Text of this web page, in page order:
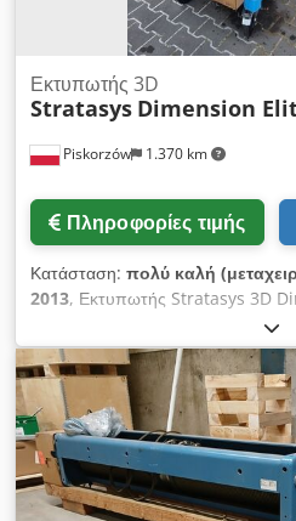
Piskorzów 1.370 km
Εκτυπωτής 3D
Stratasys Dimension
Πληροφορίες τιμής
Κατάσταση: πολύ καλή
2013, Εκτυπωτής Stratasys 3D
όγκος κατασκευής :
Μέγεθος: 686x914x1041 Βάρος